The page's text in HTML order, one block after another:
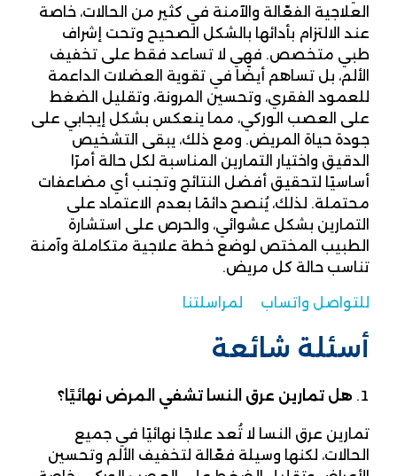
العلاجية الفعّالة والآمنة في كثير من الحالات، خاصة
عند الالتزام بأدائها بالشكل الصحيح وتحت إشراف
طبي متخصص. فهي لا تساعد فقط على تخفيف
الألم، بل تساهم أيضًا في تقوية العضلات الداعمة
للعمود الفقري، وتحسين المرونة، وتقليل الضغط
على العصب الوركي، مما ينعكس بشكل إيجابي على
جودة حياة المريض. ومع ذلك، يبقى التشخيص
الدقيق واختيار التمارين المناسبة لكل حالة أمرًا
أساسيًا لتحقيق أفضل النتائج وتجنب أي مضاعفات
محتملة. لذلك، يُنصح دائمًا بعدم الاعتماد على
التمارين بشكل عشوائي، والحرص على استشارة
الطبيب المختص لوضع خطة علاجية متكاملة وآمنة
تناسب حالة كل مريض.
للتواصل واتساب لمراسلتنا
أسئلة شائعة
هل تمارين عرق النسا تشفي المرض نهائيًا؟
تمارين عرق النسا لا تُعد علاجًا نهائيًا في جميع
الحالات، لكنها وسيلة فعّالة لتخفيف الألم وتحسين